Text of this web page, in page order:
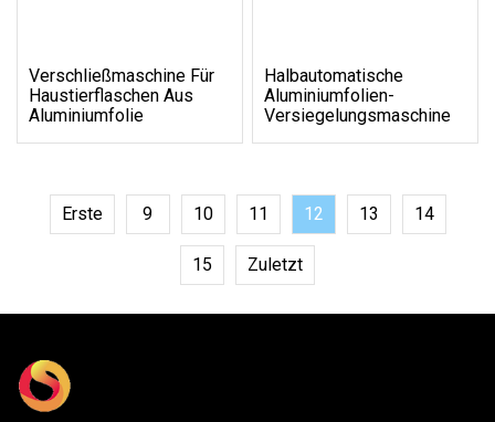
Verschließmaschine Für
Haustierflaschen Aus
Aluminiumfolie
Halbautomatische
Aluminiumfolien-
Versiegelungsmaschine
Erste 9 10 11 12 13 14
15 Zuletzt